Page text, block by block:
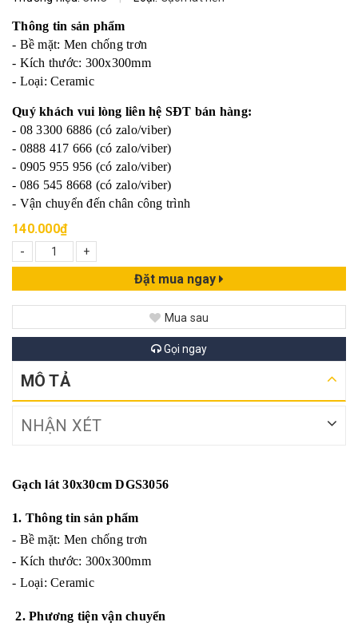
Thông tin sản phẩm
- Bề mặt: Men chống trơn
- Kích thước: 300x300mm
- Loại: Ceramic
Quý khách vui lòng liên hệ SĐT bán hàng:
- 08 3300 6886 (có zalo/viber)
- 0888 417 666 (có zalo/viber)
- 0905 955 956 (có zalo/viber)
- 086 545 8668 (có zalo/viber)
- Vận chuyển đến chân công trình
140.000₫
-
+
Đặt mua ngay
Mua sau
Gọi ngay
MÔ TẢ
NHẬN XÉT
Gạch lát 30x30cm DGS3056
1. Thông tin sản phẩm
- Bề mặt: Men chống trơn
- Kích thước: 300x300mm
- Loại: Ceramic
2. Phương tiện vận chuyển